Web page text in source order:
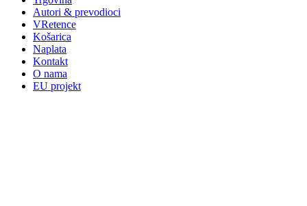
Autori & prevodioci
VRetence
Košarica
Naplata
Kontakt
O nama
EU projekt